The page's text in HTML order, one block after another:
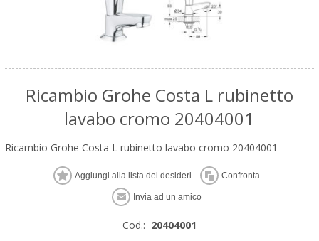
Ricambio Grohe Costa L rubinetto
lavabo cromo 20404001
Ricambio Grohe Costa L rubinetto lavabo cromo 20404001
Cod.: 20404001